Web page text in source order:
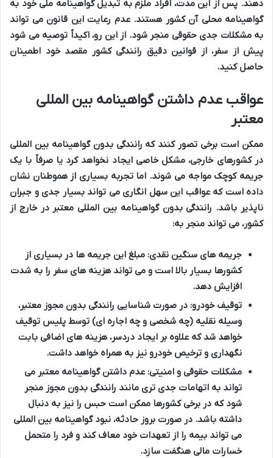
دهند. پس از این مدت، افراد ملزم به تبدیل گواهینامه ملی خود به
گواهینامه محلی آن کشور هستند. عدم رعایت این قانون می تواند
به مشکلات جدی حقوقی منجر شود. از این رو، اکیداً توصیه می شود
پیش از سفر، از قوانین دقیق رانندگی کشور مقصد خود اطمینان
حاصل کنید.
عواقب عدم داشتن گواهینامه بین المللی
معتبر
ممکن است برخی تصور کنند که رانندگی بدون گواهینامه بین المللی
در کشورهای خارجی، مشکل خاصی ایجاد نخواهد کرد یا صرفاً با یک
جریمه کوچک مواجه می شوند. اما تجربه بسیاری از هموطنان نشان
داده است که عواقب این سهل انگاری می تواند بسیار جدی و جبران
ناپذیر باشد. رانندگی بدون گواهینامه بین المللی معتبر در خارج از
کشور، می تواند منجر به:
جریمه های سنگین نقدی: مبلغ این جریمه ها در بسیاری از
کشورها بسیار بالا است و می تواند هزینه های سفر را به شدت
افزایش دهد.
توقیف خودرو: در صورت شناسایی رانندگی بدون مجوز معتبر،
وسیله نقلیه (چه شخصی و چه اجاره ای) توسط پلیس توقیف
خواهد شد که علاوه بر ایجاد دردسر، هزینه های اضافی بابت
نگهداری و ترخیص خودرو نیز به همراه خواهد داشت.
مشکلات حقوقی و امنیتی: عدم داشتن گواهینامه معتبر می
تواند به اتهامات جدی تری مانند رانندگی بدون مجوز منجر
شود که در برخی کشورها ممکن است حبس را نیز به دنبال
داشته باشد. در صورت بروز حادثه، نبود گواهینامه بین المللی
می تواند بیمه را از تعهدات خود معاف کند و فرد را متحمل
خسارات مالی هنگفت سازد.